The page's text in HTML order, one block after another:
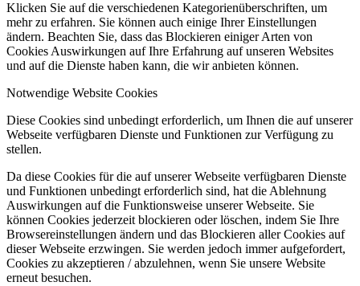
Klicken Sie auf die verschiedenen Kategorienüberschriften, um
mehr zu erfahren. Sie können auch einige Ihrer Einstellungen
ändern. Beachten Sie, dass das Blockieren einiger Arten von
Cookies Auswirkungen auf Ihre Erfahrung auf unseren Websites
und auf die Dienste haben kann, die wir anbieten können.
Notwendige Website Cookies
Diese Cookies sind unbedingt erforderlich, um Ihnen die auf unserer
Webseite verfügbaren Dienste und Funktionen zur Verfügung zu
stellen.
Da diese Cookies für die auf unserer Webseite verfügbaren Dienste
und Funktionen unbedingt erforderlich sind, hat die Ablehnung
Auswirkungen auf die Funktionsweise unserer Webseite. Sie
können Cookies jederzeit blockieren oder löschen, indem Sie Ihre
Browsereinstellungen ändern und das Blockieren aller Cookies auf
dieser Webseite erzwingen. Sie werden jedoch immer aufgefordert,
Cookies zu akzeptieren / abzulehnen, wenn Sie unsere Website
erneut besuchen.